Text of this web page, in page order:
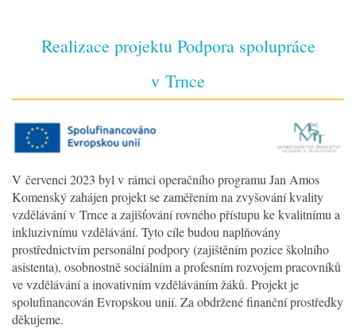
Realizace projektu Podpora spolupráce
v Trnce
V červenci 2023 byl v rámci operačního programu Jan Amos
Komenský zahájen projekt se zaměřením na zvyšování kvality
vzdělávání v Trnce a zajišťování rovného přístupu ke kvalitnímu a
inkluzivnímu vzdělávání. Tyto cíle budou naplňovány
prostřednictvím personální podpory (zajištěním pozice školního
asistenta), osobnostně sociálním a profesním rozvojem pracovníků
ve vzdělávání a inovativním vzděláváním žáků. Projekt je
spolufinancován Evropskou unií. Za obdržené finanční prostředky
děkujeme.